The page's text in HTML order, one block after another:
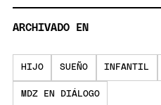
ARCHIVADO EN
HIJO SUEÑO INFANTIL
MDZ EN DIÁLOGO